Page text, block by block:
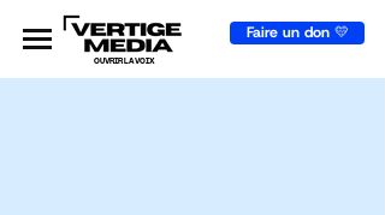
Faire un don 💛
OUVRIR LA VOIX